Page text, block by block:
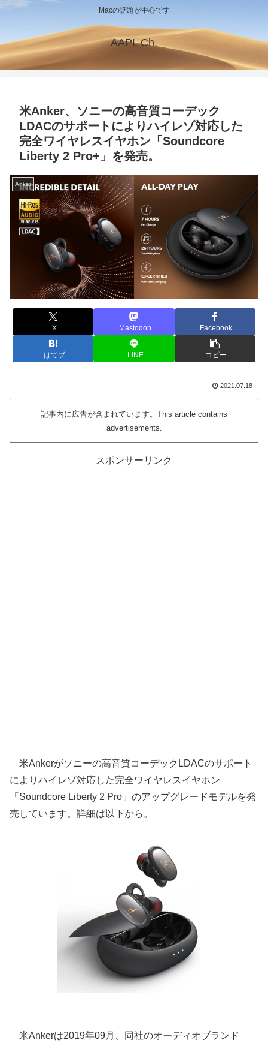
Macの話題が中心です
AAPL Ch.
米Anker、ソニーの高音質コーデック
LDACのサポートによりハイレゾ対応した
完全ワイヤレスイヤホン「Soundcore
Liberty 2 Pro+」を発売。
Anker
X Mastodon Facebook
はてブ LINE コピー
2021.07.18
記事内に広告が含まれています。This article contains
advertisements.
スポンサーリンク
米Ankerがソニーの高音質コーデックLDACのサポート
によりハイレゾ対応した完全ワイヤレスイヤホン
「Soundcore Liberty 2 Pro」のアップグレードモデルを発
売しています。詳細は以下から。
米Ankerは2019年09月、同社のオーディオブランド